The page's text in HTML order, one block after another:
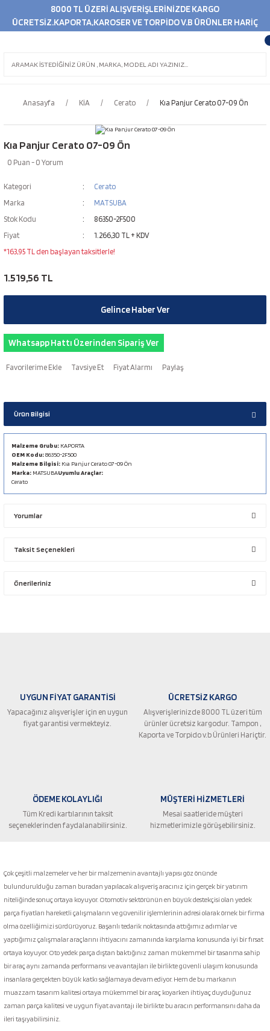
8000 TL ÜZERİ ALIŞVERİŞLERİNİZDE KARGO
ÜCRETSİZ.KAPORTA,KAROSER VE TORPİDO V.B ÜRÜNLER HARİÇ
Anasayfa KİA Cerato Kıa Panjur Cerato 07-09 Ön
Kıa Panjur Cerato 07-09 Ön
0 Puan - 0 Yorum
Kategori
Cerato
Marka
MATSUBA
Stok Kodu
86350-2F500
Fiyat
1.266,30 TL + KDV
*163,95 TL den başlayan taksitlerle!
1.519,56 TL
Gelince Haber Ver
Whatsapp Hattı Üzerinden Sipariş Ver
Tavsiye Et Fiyat Alarmı Paylaş
Ürün Bilgisi
Malzeme Grubu: KAPORTA
OEM Kodu:86350-2F500
Malzeme Bilgisi: Kıa Panjur Cerato 07-09 Ön
Marka: MATSUBAUyumlu Araçlar:
Cerato
Yorumlar
Taksit Seçenekleri
Önerileriniz
Ürün açıklamasında eksik bilgiler bulunuyor.
Ürün bilgilerinde hatalar bulunuyor.
Ürün fiyatı diğer sitelerden daha pahalı.
Gönder
UYGUN FİYAT GARANTİSİ
Yapacağınız alışverişler için en uygun
fiyat garantisi vermekteyiz.
ÜCRETSİZ KARGO
Alışverişlerinizde 8000 TL üzeri tüm
ürünler ücretsiz kargodur. Tampon ,
Kaporta ve Torpido v.b Ürünleri Hariçtir.
ÖDEME KOLAYLIĞI
Tüm Kredi kartılarının taksit
seçeneklerinden faydalanabilirsiniz.
MÜŞTERİ HİZMETLERİ
Mesai saatleride müşteri
hizmetlerimizle görüşebilirsiniz.
Çok çeşitli malzemeler ve her bir malzemenin avantajlı yapısı göz önünde
bulundurulduğu zaman buradan yapılacak alışveriş aracınız için gerçek bir yatırım
niteliğinde sonuç ortaya koyuyor. Otomotiv sektörünün en büyük destekçisi olan yedek
parça fiyatları hareketli çalışmaların ve güvenilir işlemlerinin adresi olarak örnek bir firma
olma özelliğimizi sürdürüyoruz. Başarılı tedarik noktasında attığımız adımlar ve
yaptığımız çalışmalar araçlarını ihtiyacını zamanında karşılama konusunda iyi bir fırsat
ortaya koyuyor. Oto yedek parça dıştan baktığınız zaman mükemmel bir tasarıma sahip
bir araç aynı zamanda performansı ve avantajları ile birlikte güvenli ulaşım konusunda
insanlara gerçekten büyük katkı sağlamaya devam ediyor. Hem de bu markanın
muazzam tasarım kalitesi ortaya mükemmel bir araç koyarken ihtiyaç duyduğunuz
zaman parça kalitesi ve uygun fiyat avantajı ile birlikte bu aracın performansını daha da
ileri taşıyabilirsiniz.